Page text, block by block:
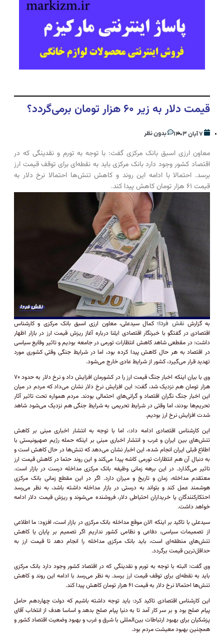
قیمت دلار به زیر ۶۰ هزار تومان برمی‌گردد؟
۷ آبان ۱۴۰۳ بدون نظر
معاون ارزی اسبق بانک مرکزی گفت: با توجه به تورم و نقدینگی که در
اقتصاد کشور وجود دارد بانک مرکزی باید به نقطه‌ای برای توقف قیمت ارز
برسد. احتمالا با ادامه این روند و کاهش تنش‌ها احتمالا نرخ دلار به
قیمت ۶۱ هزار تومان کاهش پیدا کند.
به گزارش نقش فردا؛کمال سیدعلی، معاون ارزی اسبق بانک مرکزی و کارشناس
اقتصادی در گفتگو با خبرنگار اقتصادی ایلنا درباره آغاز ریزش قیمت ارز در بازار اظهار
داشت: در مقطعی شاهد کاهش انتظارات تورمی در جامعه بودیم و تاثیر وقایع سیاسی
در اقتصاد به هر حال کاهش پیدا کرده بود، اما در شرایط جنگی وقتی کشوری مورد
تهدید قرار می‌گیرد، کشور از شرایط عادی خارج می‌شود.
وی با بیان اینکه اخبار جنگ قیمت ارز را در کشورمان افزایش داد و نرخ دلار به حدود ۷۰
هزار تومان هم نزدیک شد، گفت: این افزایش نرخ دلار نشان می‌داد که مردم در میان
این اخبار جنگ نگران اقتصاد و گرانی‌های احتمالی بودند. مردم همواره تحت تاثیر آثار
تحریم‌ها بودند، اما وقتی در شرایط تحریمی به شرایط جنگی هم نزدیک می‌شود شاهد
شدت افزایش نرخ ارز بودیم.
این کارشناس اقتصادی ادامه داد:، اما با توجه به انتشار اخباری مبنی بر کاهش
تنش‌های بین ایران و غرب و انتشار اخباری مبنی بر اینکه حمله رژیم صهیونیستی با
اطلاع قبلی ایران انجام شده، این اخبار نشان می‌دهد که تنش‌ها در حال کاهش است و
به دنبال آن هم انتظارات تورمی کاشه پیدا می‌کند و این روند حتما در کاهش قیمت ارز
تاثیر می‌گذارد. در این برهه زمانی وظیفه بانک مرکزی مداخله درست در بازار است.
معتقدم مداخله، زمان و تاریخ و میزان دارد. اگر در این مقطع زمانی بانک مرکزی
هوشمند عمل کند و بتواند به درستی در بازار مداخله داشته باشد، به نظر می‌رسد
احتکارکنندگان یا خریداران احتیاطی دلار، فروشنده می‌شوند و ریزش قیمت دلار ادامه
خواهد داشت.
سیدعلی با تاکید بر اینکه الان موقع مداخله بانک مرکزی در بازار است، افزود: ما اطلاعی
از تصمیمات سیاسی، دفاعی و نظامی کشور نداریم اگر تصمیم بر پایان یا کاهش
تنش‌های منطقه‌ای است، باید بانک مرکزی مداخله را انجام دهد تا قیمت ارز به
حداقل‌ترین قیمت برگردد.
وی گفت: البته با توجه به تورم و نقدینگی که در اقتصاد کشور وجود دارد بانک مرکزی
باید به نقطه‌ای برای توقف قیمت ارز برسد. به نظر می‌رسد با ادامه این روند و کاهش
تنش‌ها احتمالا نرخ دلار به قیمت ۶۱ هزار تومان کاهش پیدا کند.
این کارشناس اقتصادی تاکید کرد: باید توجه داشته باشیم که دولت چهاردهم حامل
پیام صلح بود و بر سر کار آمد تا به دنیا پیام صلح بدهد و اساسا هدف از انتخاب آقای
پزشکیان برای بهبود ارتباطات بین‌المللی با شرق و غرب و بهبود وضعیت اقتصاد کشور و
همچنین بهبود معیشت مردم بود.